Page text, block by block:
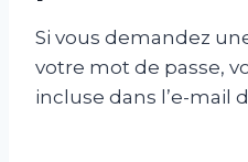
Si vous demandez
votre mot de passe,
incluse dans l’e-mail